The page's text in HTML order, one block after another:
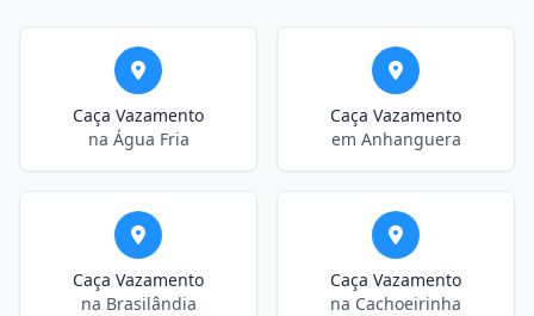
Caça Vazamento
na Água Fria
Caça Vazamento
em Anhanguera
Caça Vazamento
na Brasilândia
Caça Vazamento
na Cachoeirinha